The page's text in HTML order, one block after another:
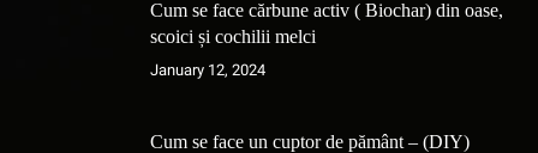
Cum se face cărbune activ ( Biochar) din oase,
scoici și cochilii melci
January 12, 2024
Cum se face un cuptor de pământ – (DIY)